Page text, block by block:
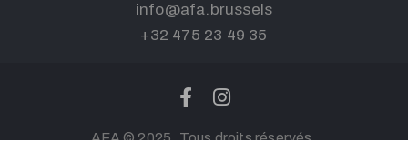
info@afa.brussels
+32 475 23 49 35
AFA © 2025. Tous droits réservés.